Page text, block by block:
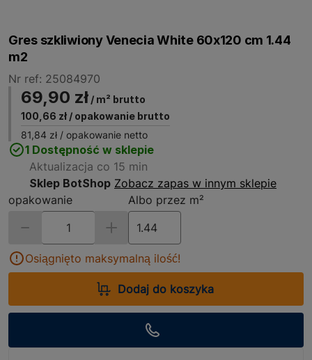
Gres szkliwiony Venecia White 60x120 cm 1.44
m2
Nr ref: 25084970
69,90 zł / m² brutto
100,66 zł / opakowanie brutto
81,84 zł / opakowanie netto
1 Dostępność w sklepie
Aktualizacja co 15 min
Sklep BotShop Zobacz zapas w innym sklepie
opakowanie
Albo przez m²
Osiągnięto maksymalną ilość!
Dodaj do koszyka